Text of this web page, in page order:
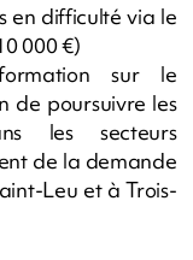
en difficulté via le
000 €)
sur le
de poursuivre les
les secteurs
de la demande
Leu et à Trois-